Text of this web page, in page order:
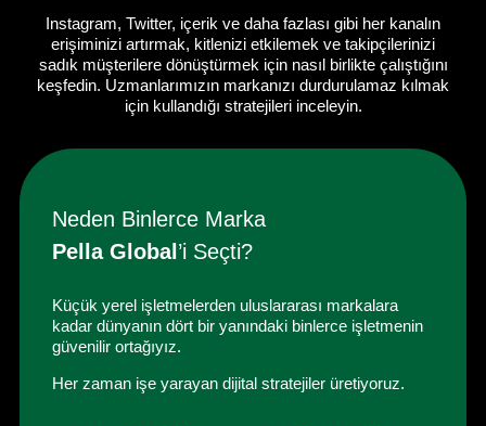
Instagram, Twitter, içerik ve daha fazlası gibi her kanalın
erişiminizi artırmak, kitlenizi etkilemek ve takipçilerinizi
sadık müşterilere dönüştürmek için nasıl birlikte çalıştığını
keşfedin. Uzmanlarımızın markanızı durdurulamaz kılmak
için kullandığı stratejileri inceleyin.
Neden Binlerce Marka
Pella Global ’i Seçti?
Küçük yerel işletmelerden uluslararası markalara
kadar dünyanın dört bir yanındaki binlerce işletmenin
güvenilir ortağıyız.
Her zaman işe yarayan dijital stratejiler üretiyoruz.